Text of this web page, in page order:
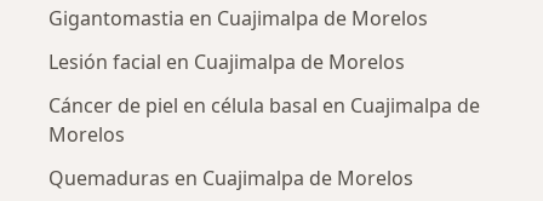
Gigantomastia en Cuajimalpa de Morelos
Lesión facial en Cuajimalpa de Morelos
Cáncer de piel en célula basal en Cuajimalpa de
Morelos
Quemaduras en Cuajimalpa de Morelos